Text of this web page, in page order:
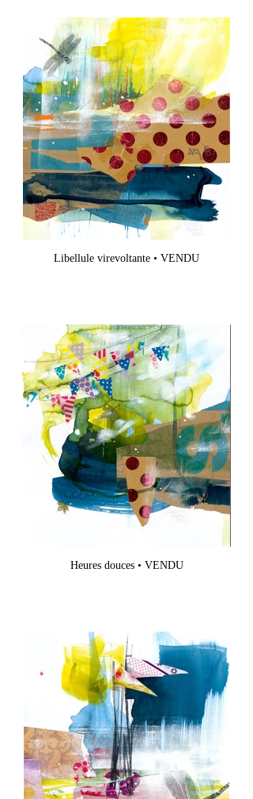
Libellule virevoltante • VENDU
Heures douces • VENDU